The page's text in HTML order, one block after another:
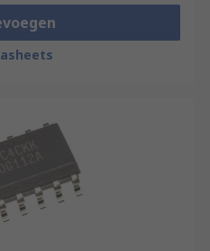
medical (blood
(material